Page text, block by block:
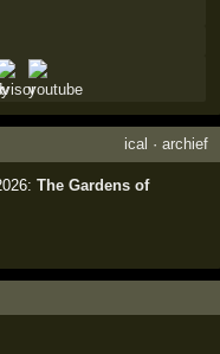
ical · archief
The Gardens of